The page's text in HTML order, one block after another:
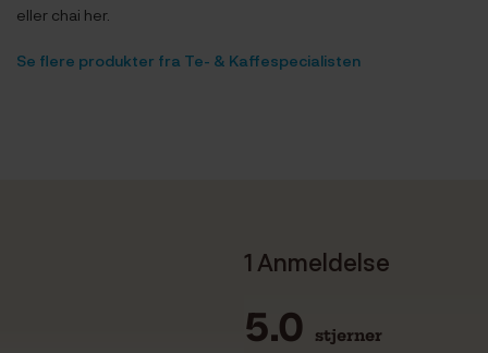
eller chai her.
Se flere produkter fra Te- & Kaffespecialisten
1 Anmeldelse
5.0 stjerner